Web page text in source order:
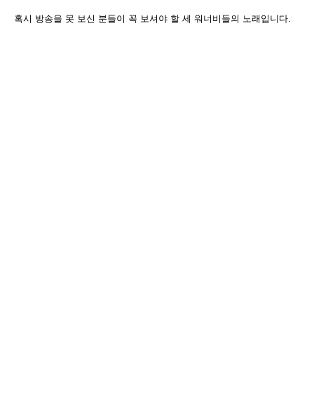
혹시 방송을 못 보신 분들이 꼭 보셔야 할 세 워너비들의 노래입니다.